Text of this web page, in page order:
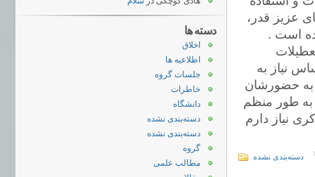
عزیز قدر،
است .
نیاز به
به حضورشان
به طور منظم
نیاز دارم
دسته‌بندی نشده
دسته ها
اخلاق
اطلاعیه ها
جلسات گروه
خاطرات
دانشگاه
دسته‌بندی نشده
دسته‌بندی نشده
گروه
مطالب علمی